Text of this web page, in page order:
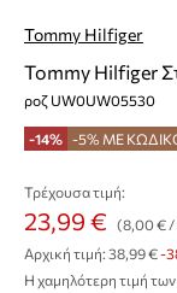
Tommy Hilfiger
Tommy Hilfiger
ροζ UW0UW05530
-14% -5% ΜΕ
Τρέχουσα τιμή:
23,99 €
(8,00 € /
Αρχική τιμή: 38,99 €-
Η χαμηλότερη τιμή